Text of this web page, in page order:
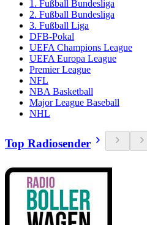
1. Fußball Bundesliga
2. Fußball Bundesliga
3. Fußball Liga
DFB-Pokal
UEFA Champions League
UEFA Europa League
Premier League
NFL
NBA Basketball
Major League Baseball
NHL
Top Radiosender